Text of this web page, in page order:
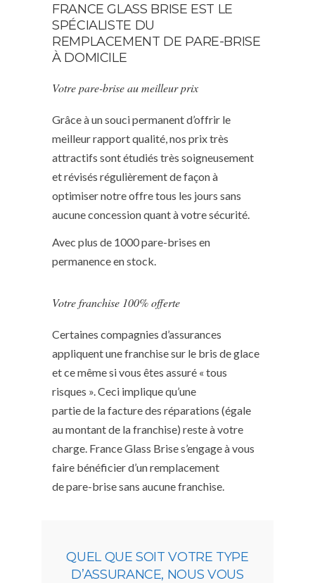
FRANCE GLASS BRISE EST LE
SPÉCIALISTE DU
REMPLACEMENT DE PARE-BRISE
À DOMICILE
Votre pare-brise au meilleur prix
Grâce à un souci permanent d’offrir le
meilleur rapport qualité, nos prix très
attractifs sont étudiés très soigneusement
et révisés régulièrement de façon à
optimiser notre offre tous les jours sans
aucune concession quant à votre sécurité.
Avec plus de 1000 pare-brises en
permanence en stock.
Votre franchise 100% offerte
Certaines compagnies d’assurances
appliquent une franchise sur le bris de glace
et ce même si vous êtes assuré « tous
risques ». Ceci implique qu’une
partie de la facture des réparations (égale
au montant de la franchise) reste à votre
charge. France Glass Brise s’engage à vous
faire bénéficier d’un remplacement
de pare-brise sans aucune franchise.
QUEL QUE SOIT VOTRE TYPE
D’ASSURANCE, NOUS VOUS